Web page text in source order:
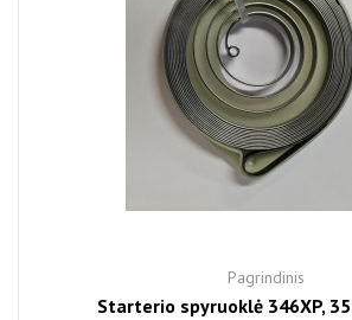
Pagrindinis
Starterio spyruoklė 346XP,